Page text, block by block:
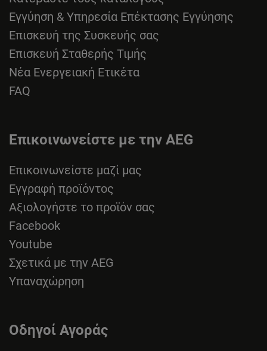
Εγγύηση & Υπηρεσία Επέκτασης Εγγύησης
Επισκευή της Συσκευής σας
Επισκευή Σταθερής Τιμής
Νέα Ενεργειακή Ετικέτα
FAQ
Επικοινωνείστε με την AEG
Επικοινωνείστε μαζί μας
Εγγραφή προϊόντος
Αξιολογήστε το προϊόν σας
Facebook
Youtube
Σχετικά με την AEG
Υπαναχώρηση
Οδηγοί Αγοράς